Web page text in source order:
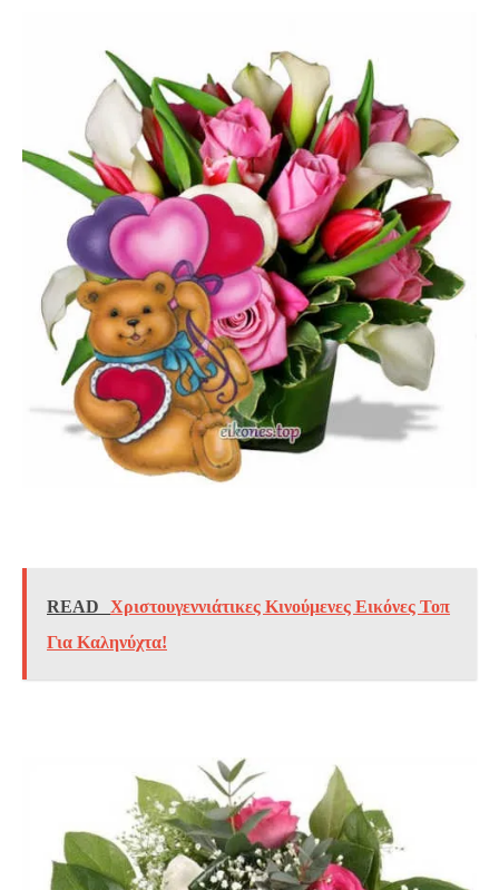
READ
Χριστουγεννιάτικες Κινούμενες Εικόνες Τοπ
Για Καληνύχτα!